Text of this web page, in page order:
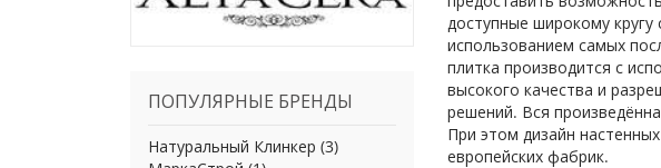
ПОПУЛЯРНЫЕ БРЕНДЫ
Натуральный Клинкер (3)
доступные широкому кругу
использованием самых
плитка производится с
высокого качества и
решений. Вся
При этом дизайн
европейских фабрик.